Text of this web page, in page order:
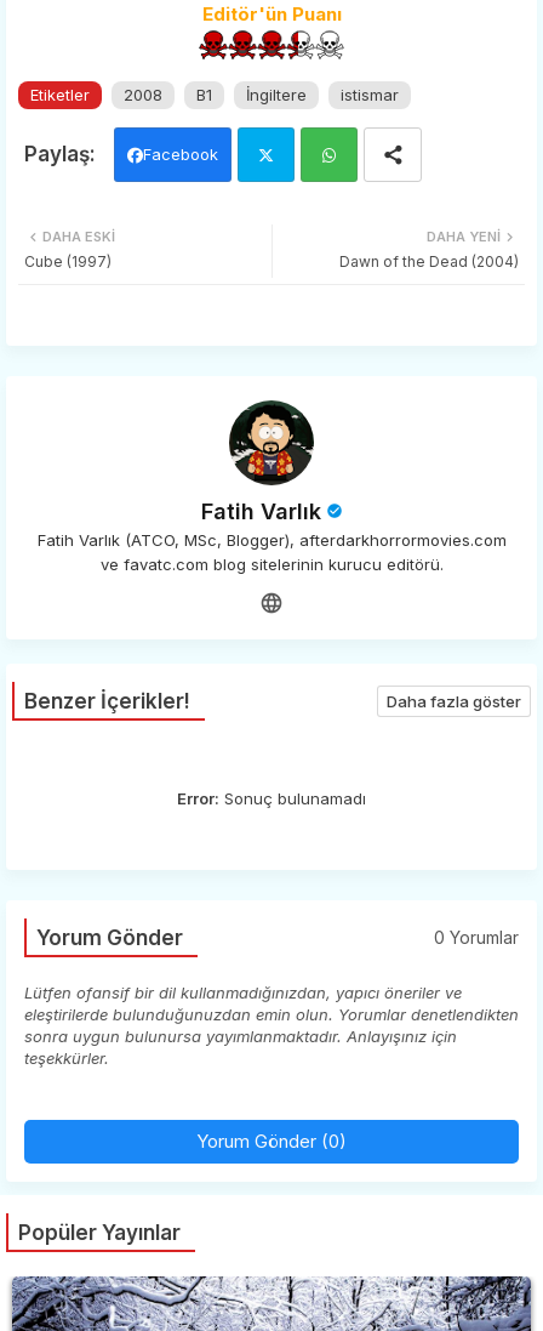
Editör'ün Puanı
Etiketler 2008 B1 İngiltere istismar
Facebook
DAHA YENI
Dawn of the Dead (2004)
DAHA ESKI
Cube (1997)
Fatih Varlık
Fatih Varlık (ATCO, MSc, Blogger), afterdarkhorrormovies.com
ve favatc.com blog sitelerinin kurucu editörü.
Benzer İçerikler! Daha fazla göster
Error: Sonuç bulunamadı
Yorum Gönder 0 Yorumlar
Lütfen ofansif bir dil kullanmadığınızdan, yapıcı öneriler ve
eleştirilerde bulunduğunuzdan emin olun. Yorumlar denetlendikten
sonra uygun bulunursa yayımlanmaktadır. Anlayışınız için
teşekkürler.
Yorum Gönder (0)
Popüler Yayınlar